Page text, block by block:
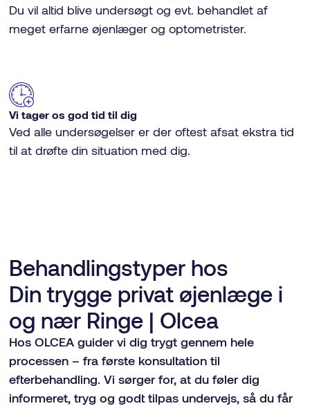
Du vil altid blive undersøgt og evt. behandlet af
meget erfarne øjenlæger og optometrister.
Vi tager os god tid til dig
Ved alle undersøgelser er der oftest afsat ekstra tid
til at drøfte din situation med dig.
Behandlingstyper hos
Din trygge privat øjenlæge i
og nær Ringe | Olcea
Hos OLCEA guider vi dig trygt gennem hele
processen – fra første konsultation til
efterbehandling. Vi sørger for, at du føler dig
informeret, tryg og godt tilpas undervejs, så du får